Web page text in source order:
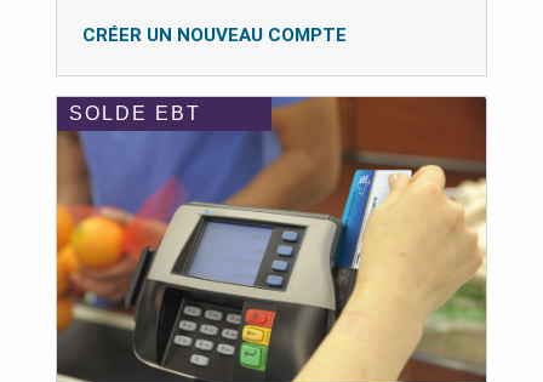
CRÉER UN NOUVEAU COMPTE
SOLDE EBT